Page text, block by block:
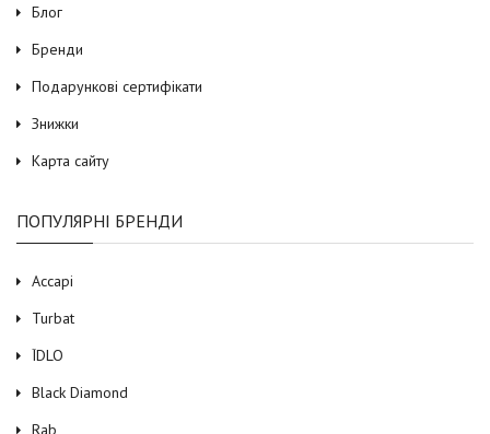
Блог
Бренди
Подарункові сертифікати
Знижки
Карта сайту
ПОПУЛЯРНІ БРЕНДИ
Accapi
Turbat
ЇDLO
Black Diamond
Rab